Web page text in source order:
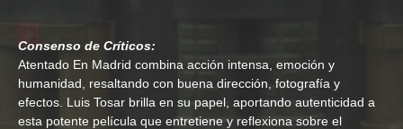
Consenso de Críticos:
Atentado En Madrid combina acción intensa, emoción y
humanidad, resaltando con buena dirección, fotografía y
efectos. Luis Tosar brilla en su papel, aportando autenticidad a
esta potente película que entretiene y reflexiona sobre el